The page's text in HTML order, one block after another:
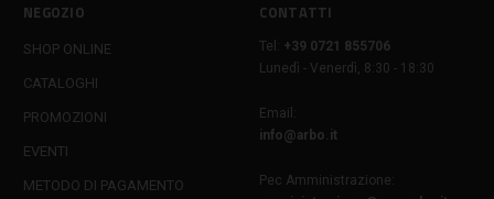
NEGOZIO
SHOP ONLINE
CATALOGHI
PROMOZIONI
EVENTI
METODO DI PAGAMENTO
CONTATTI
Tel:
+39 0721 855706
Lunedì - Venerdì, 8:30 - 18:30
Email:
info@arbo.it
Pec Amministrazione: